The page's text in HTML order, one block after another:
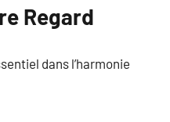
Regard
dans l’harmonie